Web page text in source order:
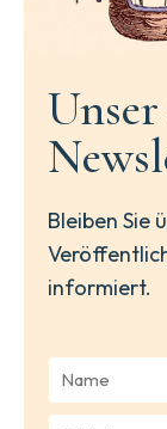
Bleiben Sie
informiert.
m